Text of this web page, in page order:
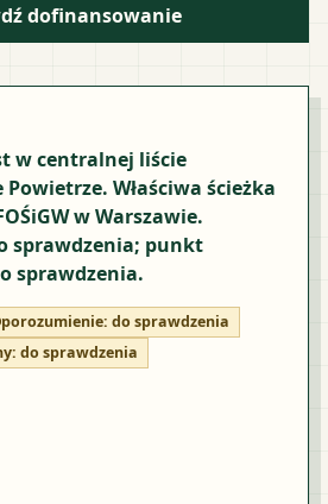
dofinansowanie
w centralnej liście
Właściwa ścieżka
w Warszawie.
sprawdzenia; punkt
sprawdzenia.
porozumienie: do sprawdzenia
do sprawdzenia